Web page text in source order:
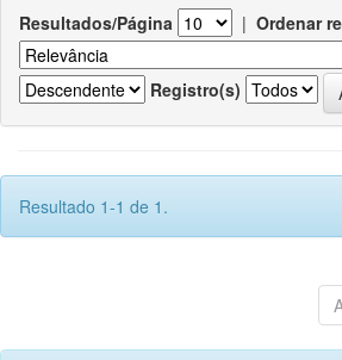
Resultados/Página | Ordenar
Registro(s)
Resultado 1-1 de 1.